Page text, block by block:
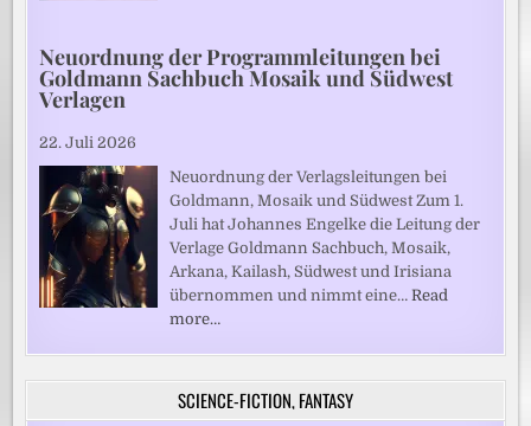
Neuordnung der Programmleitungen bei
Goldmann Sachbuch Mosaik und Südwest
Verlagen
22. Juli 2026
Neuordnung der Verlagsleitungen bei
Goldmann, Mosaik und Südwest Zum 1.
Juli hat Johannes Engelke die Leitung der
Verlage Goldmann Sachbuch, Mosaik,
Arkana, Kailash, Südwest und Irisiana
übernommen und nimmt eine…Read
more…
SCIENCE-FICTION, FANTASY